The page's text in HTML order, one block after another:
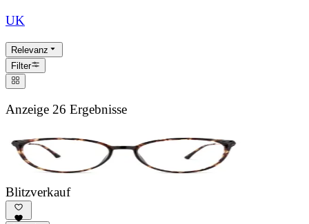
UK
Relevanz
Filter
Anzeige 26 Ergebnisse
Blitzverkauf